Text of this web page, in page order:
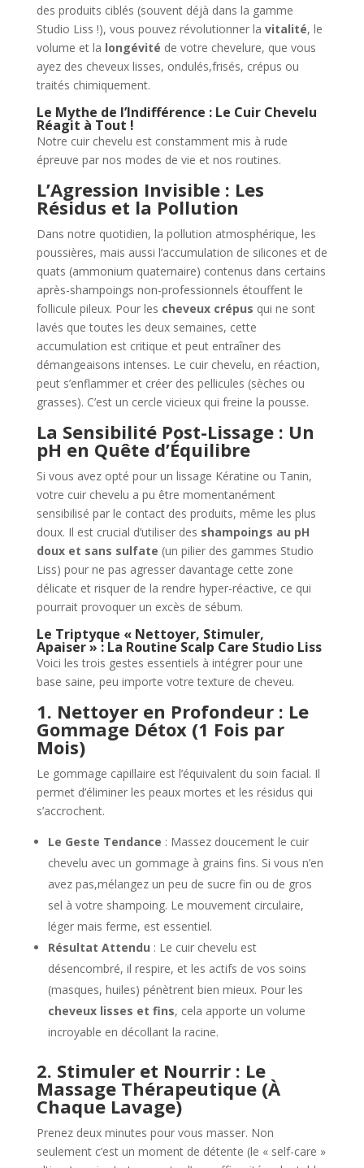
des produits ciblés (souvent déjà dans la gamme
Studio Liss !), vous pouvez révolutionner la vitalité, le
volume et la longévité de votre chevelure, que vous
ayez des cheveux lisses, ondulés,frisés, crépus ou
traités chimiquement.
Le Mythe de l’Indifférence : Le Cuir Chevelu
Réagit à Tout !
Notre cuir chevelu est constamment mis à rude
épreuve par nos modes de vie et nos routines.
L’Agression Invisible : Les
Résidus et la Pollution
Dans notre quotidien, la pollution atmosphérique, les
poussières, mais aussi l’accumulation de silicones et de
quats (ammonium quaternaire) contenus dans certains
après-shampoings non-professionnels étouffent le
follicule pileux. Pour les cheveux crépus qui ne sont
lavés que toutes les deux semaines, cette
accumulation est critique et peut entraîner des
démangeaisons intenses. Le cuir chevelu, en réaction,
peut s’enflammer et créer des pellicules (sèches ou
grasses). C’est un cercle vicieux qui freine la pousse.
La Sensibilité Post-Lissage : Un
pH en Quête d’Équilibre
Si vous avez opté pour un lissage Kératine ou Tanin,
votre cuir chevelu a pu être momentanément
sensibilisé par le contact des produits, même les plus
doux. Il est crucial d’utiliser des shampoings au pH
doux et sans sulfate (un pilier des gammes Studio
Liss) pour ne pas agresser davantage cette zone
délicate et risquer de la rendre hyper-réactive, ce qui
pourrait provoquer un excès de sébum.
Le Triptyque « Nettoyer, Stimuler,
Apaiser » : La Routine Scalp Care Studio Liss
Voici les trois gestes essentiels à intégrer pour une
base saine, peu importe votre texture de cheveu.
1. Nettoyer en Profondeur : Le
Gommage Détox (1 Fois par
Mois)
Le gommage capillaire est l’équivalent du soin facial. Il
permet d’éliminer les peaux mortes et les résidus qui
s’accrochent.
Le Geste Tendance : Massez doucement le cuir
chevelu avec un gommage à grains fins. Si vous n’en
avez pas,mélangez un peu de sucre fin ou de gros
sel à votre shampoing. Le mouvement circulaire,
léger mais ferme, est essentiel.
Résultat Attendu : Le cuir chevelu est
désencombré, il respire, et les actifs de vos soins
(masques, huiles) pénètrent bien mieux. Pour les
cheveux lisses et fins, cela apporte un volume
incroyable en décollant la racine.
2. Stimuler et Nourrir : Le
Massage Thérapeutique (À
Chaque Lavage)
Prenez deux minutes pour vous masser. Non
seulement c’est un moment de détente (le « self-care »